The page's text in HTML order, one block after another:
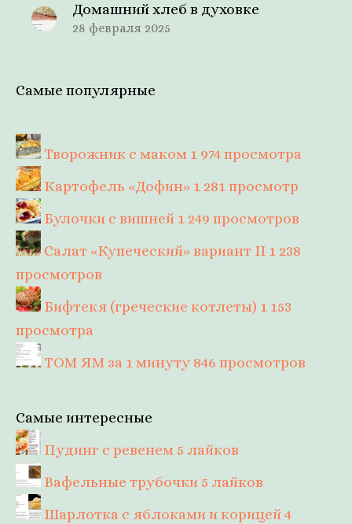
Домашний хлеб в духовке
28 февраля 2025
Самые популярные
Творожник с маком 1 974 просмотра
Картофель «Дофин» 1 281 просмотр
Булочки с вишней 1 249 просмотров
Салат «Купеческий» вариант II 1 238
просмотров
Бифтекя (греческие котлеты) 1 153
просмотра
ТОМ ЯМ за 1 минуту 846 просмотров
Самые интересные
Пудинг с ревенем 5 лайков
Вафельные трубочки 5 лайков
Шарлотка с яблоками и корицей4